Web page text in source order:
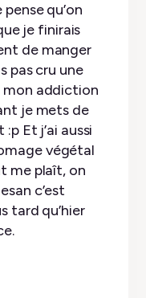
qu’on
je finirais
de manger
pas cru une
mon addiction
je mets de
Et j’ai aussi
végétal
me plaît, on
c’est
tard qu’hier